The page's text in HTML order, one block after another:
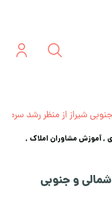
شیراز از منظر رشد سرمایه
, آموزش مشاوران املاک,
و جنوبی